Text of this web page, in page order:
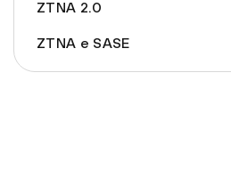
ZTNA 2.0
ZTNA e SASE